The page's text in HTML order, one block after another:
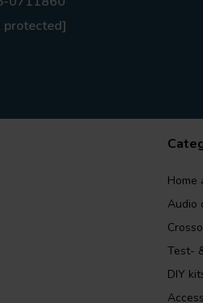
protected]
Home
Audio
Test-
DIY